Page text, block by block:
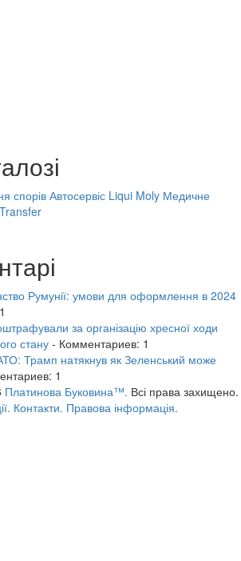
спорів Автосервіс Liqui Moly Медичне
Румунії: умови для оформлення в 2024
за організацію хресної ходи
стану - Комментариев: 1
Трамп натякнув як Зеленський може
1
Платинова Буковина™. Всі права захищено.
Контакти. Правова інформація.